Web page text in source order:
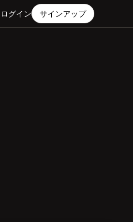
ログイン サインアップ